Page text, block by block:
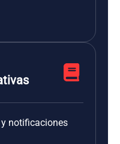
notificaciones